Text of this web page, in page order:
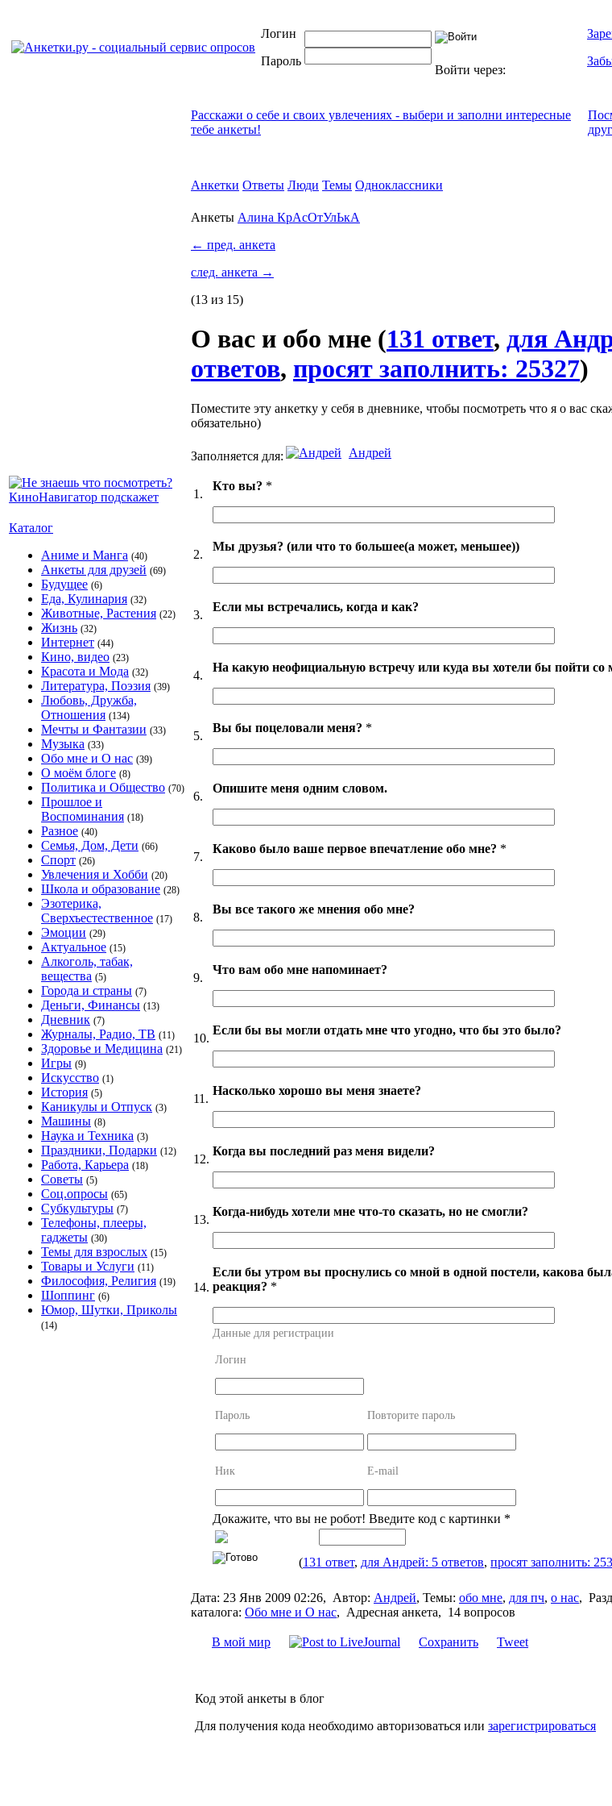
Логин
Пароль
Войти через:
Каталог
Аниме и Манга (40)
Анкеты для друзей (69)
Будущее (6)
Еда, Кулинария (32)
Животные, Растения (22)
Жизнь (32)
Интернет (44)
Кино, видео (23)
Красота и Мода (32)
Литература, Поэзия (39)
Любовь, Дружба,
Отношения (134)
Мечты и Фантазии (33)
Музыка (33)
Обо мне и О нас (39)
О моём блоге (8)
Политика и Общество (70)
Прошлое и
Воспоминания (18)
Разное (40)
Семья, Дом, Дети (66)
Спорт (26)
Увлечения и Хобби (20)
Школа и образование (28)
Эзотерика,
Сверхъестественное (17)
Эмоции (29)
Актуальное (15)
Алкоголь, табак,
вещества (5)
Города и страны (7)
Деньги, Финансы (13)
Дневник (7)
Журналы, Радио, ТВ (11)
Здоровье и Медицина (21)
Игры (9)
Искусство (1)
История (5)
Каникулы и Отпуск (3)
Машины (8)
Наука и Техника (3)
Праздники, Подарки (12)
Работа, Карьера (18)
Советы (5)
Соц.опросы (65)
Субкультуры (7)
Телефоны, плееры,
гаджеты (30)
Темы для взрослых (15)
Товары и Услуги (11)
Философия, Религия (19)
Шоппинг (6)
Юмор, Шутки, Приколы
(14)
Расскажи о себе и своих увлечениях - выбери и заполни интересные
тебе анкеты!
Анкетки Ответы Люди Темы Одноклассники
Анкеты Алина КрАсОтУлЬкА
← пред. анкета
след. анкета →
(13 из 15)
О вас и обо мне (131 ответ, для
ответов, просят заполнить: 25327)
Поместите эту анкетку у себя в дневнике, чтобы посмотреть что я о вас
обязательно)
Заполняется для: Андрей
1.
Кто вы? *
2.
Мы друзья? (или что то большее(а может, меньшее))
3.
Если мы встречались, когда и как?
4.
На какую неофициальную встречу или куда вы хотели бы пойти со
5.
Вы бы поцеловали меня? *
6.
Опишите меня одним словом.
7.
Каково было ваше первое впечатление обо мне? *
8.
Вы все такого же мнения обо мне?
9.
Что вам обо мне напоминает?
10.
Если бы вы могли отдать мне что угодно, что бы это было?
11.
Насколько хорошо вы меня знаете?
12.
Когда вы последний раз меня видели?
13.
Когда-нибудь хотели мне что-то сказать, но не смогли?
14.
Если бы утром вы проснулись со мной в одной постели, какова
реакция? *
Данные для регистрации
Логин
Пароль Повторите пароль
Ник E-mail
Докажите, что вы не робот! Введите код с картинки *
(131 ответ, для Андрей: 5 ответов, просят заполнить:
Дата: 23 Янв 2009 02:26, Автор: Андрей, Темы: обо мне, для пч, о нас,
каталога: Обо мне и О нас, Адресная анкета, 14 вопросов
В мой мир Сохранить Tweet
Код этой анкеты в блог
Для получения кода необходимо авторизоваться или зарегистрироваться